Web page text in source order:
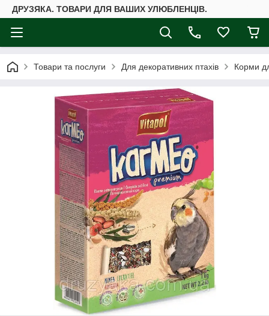
ДРУЗЯКА. ТОВАРИ ДЛЯ ВАШИХ УЛЮБЛЕНЦІВ.
Товари та послуги Для декоративних птахів Корми